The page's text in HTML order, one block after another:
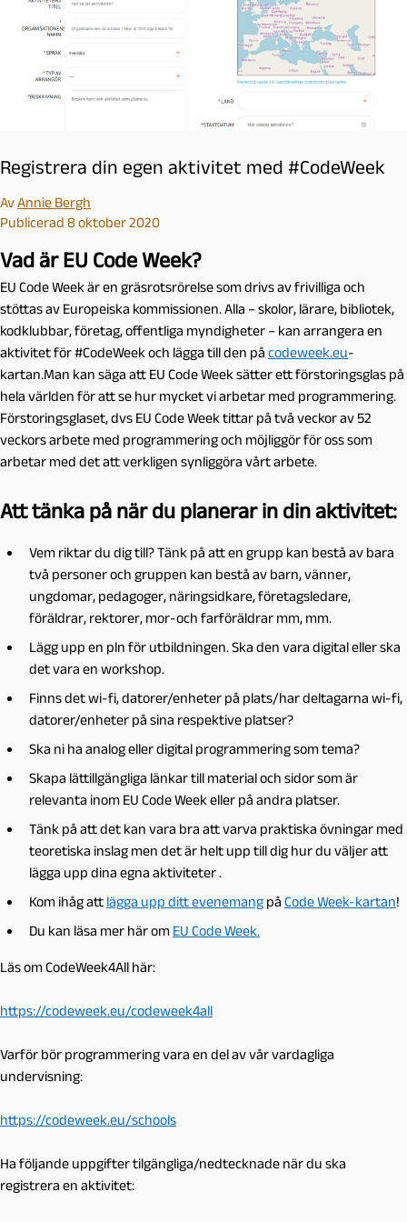
Registrera din egen aktivitet med #CodeWeek
AvAnnie Bergh
Publicerad 8 oktober 2020
Vad är EU Code Week?
EU Code Week är en gräsrotsrörelse som drivs av frivilliga och
stöttas av Europeiska kommissionen. Alla – skolor, lärare, bibliotek,
kodklubbar, företag, offentliga myndigheter – kan arrangera en
aktivitet för #CodeWeek och lägga till den på codeweek.eu-
kartan.Man kan säga att EU Code Week sätter ett förstoringsglas på
hela världen för att se hur mycket vi arbetar med programmering.
Förstoringsglaset, dvs EU Code Week tittar på två veckor av 52
veckors arbete med programmering och möjliggör för oss som
arbetar med det att verkligen synliggöra vårt arbete.
Att tänka på när du planerar in din aktivitet:
Vem riktar du dig till? Tänk på att en grupp kan bestå av bara
två personer och gruppen kan bestå av barn, vänner,
ungdomar, pedagoger, näringsidkare, företagsledare,
föräldrar, rektorer, mor-och farföräldrar mm, mm.
Lägg upp en pln för utbildningen. Ska den vara digital eller ska
det vara en workshop.
Finns det wi-fi, datorer/enheter på plats/har deltagarna wi-fi,
datorer/enheter på sina respektive platser?
Ska ni ha analog eller digital programmering som tema?
Skapa lättillgängliga länkar till material och sidor som är
relevanta inom EU Code Week eller på andra platser.
Tänk på att det kan vara bra att varva praktiska övningar med
teoretiska inslag men det är helt upp till dig hur du väljer att
lägga upp dina egna aktiviteter .
Kom ihåg att lägga upp ditt evenemang på Code Week-kartan!
Du kan läsa mer här om EU Code Week.
Läs om CodeWeek4All här:
https://codeweek.eu/codeweek4all
Varför bör programmering vara en del av vår vardagliga
undervisning:
https://codeweek.eu/schools
Ha följande uppgifter tilgängliga/nedtecknade när du ska
registrera en aktivitet: